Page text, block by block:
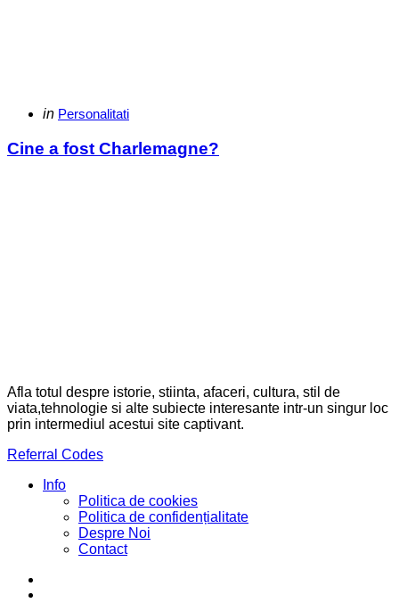
Categories
Posted
in Personalitati
Cine a fost Charlemagne?
Afla totul despre istorie, stiinta, afaceri, cultura, stil de
viata,tehnologie si alte subiecte interesante intr-un singur loc
prin intermediul acestui site captivant.
Referral Codes
Info
Politica de cookies
Politica de confidențialitate
Despre Noi
Contact